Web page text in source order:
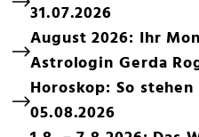
31.07.2026
August 2026: Ihr
Astrologin Gerda
Horoskop: So
05.08.2026